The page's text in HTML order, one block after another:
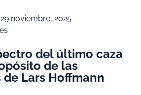
29 noviembre, 2025
del último caza
de las
Lars Hoffmann